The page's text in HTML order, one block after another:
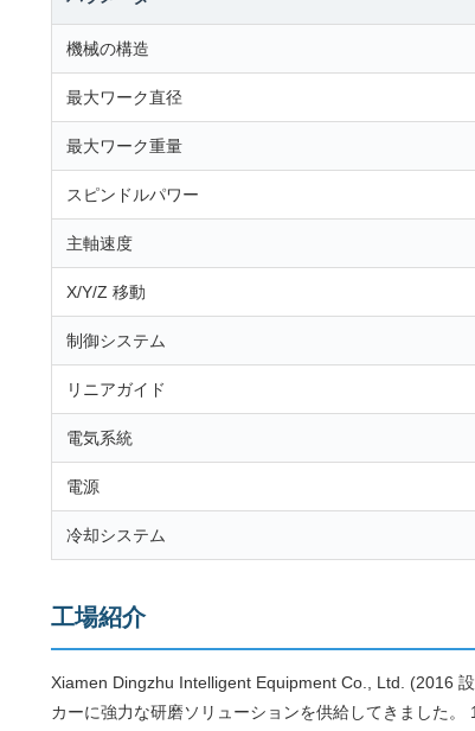
機械の構造
最大ワーク直径
最大ワーク重量
スピンドルパワー
主軸速度
X/Y/Z 移動
制御システム
リニアガイド
電気系統
電源
冷却システム
工場紹介
Xiamen Dingzhu Intelligent Equipment Co., Ltd. (2016
カーに強力な研磨ソリューションを供給してきました